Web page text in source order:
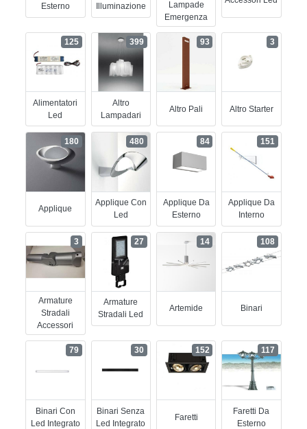
Esterno Illuminazione
Lampade
Emergenza
Alimentatori
Led
125
Altro
Lampadari
399
Altro Pali
93
Altro Starter
3
Applique
180
Applique Con
Led
480
Applique Da
Esterno
84
Applique Da
Interno
151
Armature
Stradali
Accessori
3
Armature
Stradali Led
27
Artemide
14
Binari
108
Binari Con
Led Integrato
79
Binari Senza
Led Integrato
30
Faretti
152
Faretti Da
Esterno
117